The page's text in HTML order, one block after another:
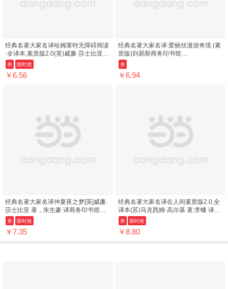
经典名著大家名译哈姆莱特无障碍阅读
·全译本,素质版2.0(英)威廉·莎士比亚
著;朱生豪译商务印书馆978710012...
券 限时抢
￥6.56
经典名著大家名译:爱丽丝漫游奇境 (素
质版)刘易斯商务印书馆
9787100116930
券
￥6.94
经典名著大家名译仲夏夜之梦[英]威廉·
莎士比亚 著，朱生豪 译商务印书馆
9787100146524
券 限时抢
￥7.35
经典名著大家名译在人间素质版2.0,全
译本(苏)马克西姆·高尔基 著;李蟠 译商
务印书馆9787100116916
券 限时抢
￥8.80